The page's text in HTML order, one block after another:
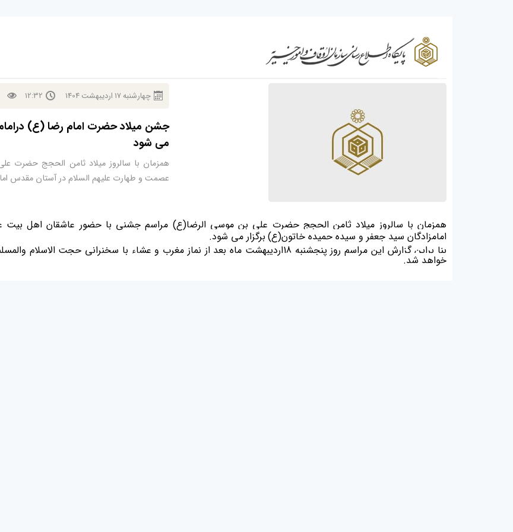
چهارشنبه17 ارديبهشت1404
12:32
جشن میلاد حضرت امام رضا (ع)
می شود
همزمان با سالروز میلاد ثامن الحجج حضرت
عصمت و طهارت علیهم السلام در آستان مقدس
همزمان با سالروز میلاد ثامن الحجج حضرت علی بن موسی الرضا(ع) مراسم جشنی با حضور عاشقان اهل بیت
امامزادگان سید جعفر و سیده حمیده خاتون(ع) برگزار می شود.
بنا براین گزارش این مراسم روز پنجشنبه 18اردیبهشت ماه بعد از نماز مغرب و عشاء با سخنرانی
خواهد شد.